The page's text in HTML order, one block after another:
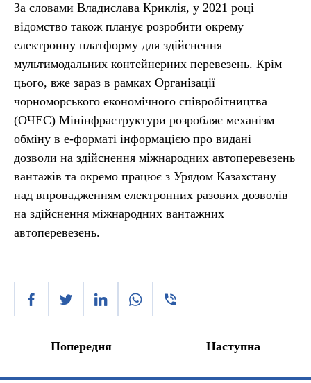
За словами Владислава Криклія, у 2021 році
відомство також планує розробити окрему
електронну платформу для здійснення
мультимодальних контейнерних перевезень. Крім
цього, вже зараз в рамках Організації
чорноморського економічного співробітництва
(ОЧЕС) Мінінфраструктури розробляє механізм
обміну в е-форматі інформацією про видані
дозволи на здійснення міжнародних автоперевезень
вантажів та окремо працює з Урядом Казахстану
над впровадженням електронних разових дозволів
на здійснення міжнародних вантажних
автоперевезень.
Попередня Наступна